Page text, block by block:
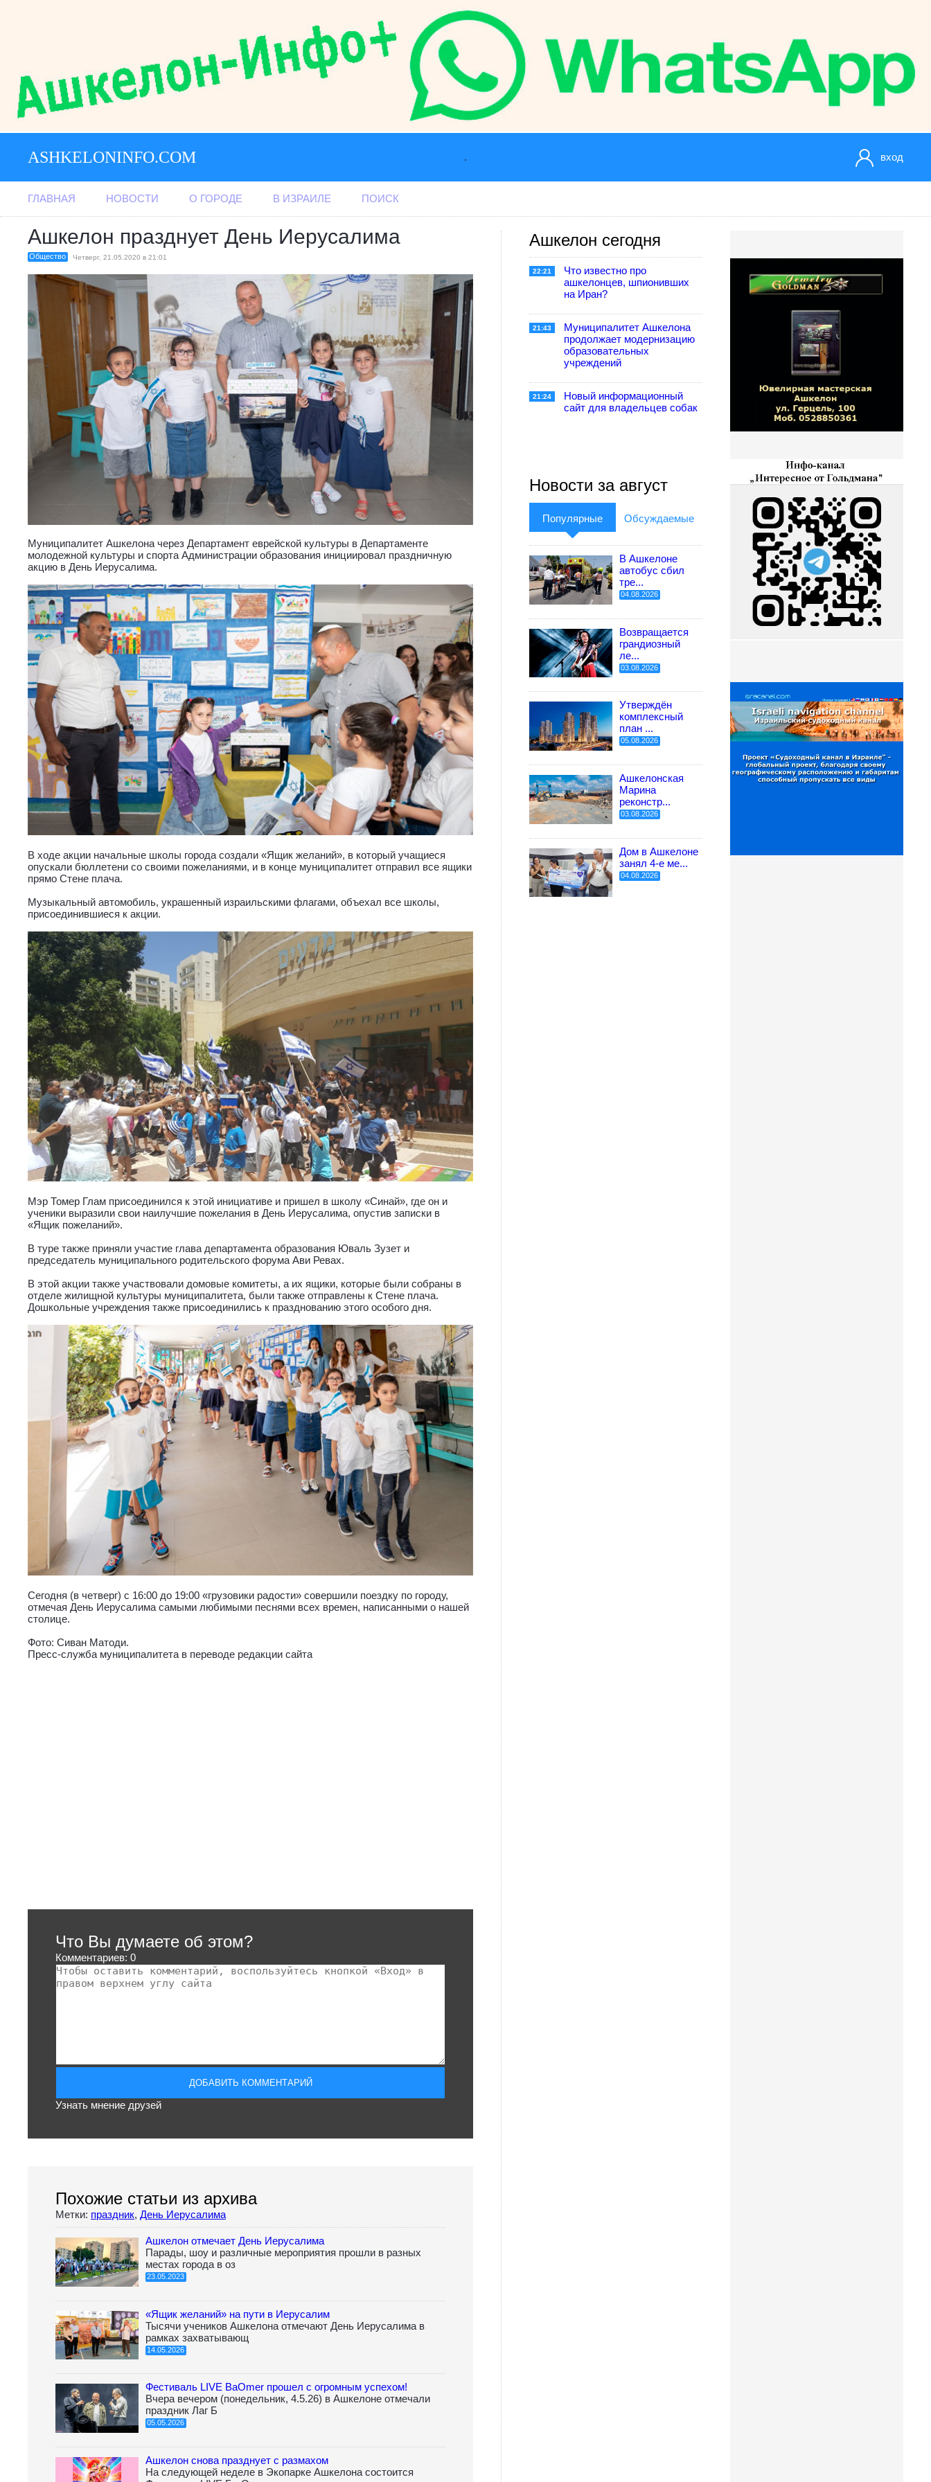
ASHKELONINFO.COM . вход
ГЛАВНАЯ НОВОСТИ О ГОРОДЕ В ИЗРАИЛЕ ПОИСК
Ашкелон празднует День Иерусалима
Общество Четверг, 21.05.2020 в 21:01
Муниципалитет Ашкелона через Департамент еврейской культуры в Департаменте
молодежной культуры и спорта Администрации образования инициировал праздничную
акцию в День Иерусалима.
В ходе акции начальные школы города создали «Ящик желаний», в который учащиеся
опускали бюллетени со своими пожеланиями, и в конце муниципалитет отправил все ящики
прямо Стене плача.
Музыкальный автомобиль, украшенный израильскими флагами, объехал все школы,
присоединившиеся к акции.
Мэр Томер Глам присоединился к этой инициативе и пришел в школу «Синай», где он и
ученики выразили свои наилучшие пожелания в День Иерусалима, опустив записки в
«Ящик пожеланий».
В туре также приняли участие глава департамента образования Юваль Зузет и
председатель муниципального родительского форума Ави Ревах.
В этой акции также участвовали домовые комитеты, а их ящики, которые были собраны в
отделе жилищной культуры муниципалитета, были также отправлены к Стене плача.
Дошкольные учреждения также присоединились к празднованию этого особого дня.
Сегодня (в четверг) с 16:00 до 19:00 «грузовики радости» совершили поездку по городу,
отмечая День Иерусалима самыми любимыми песнями всех времен, написанными о нашей
столице.
Фото: Сиван Матоди.
Пресс-служба муниципалитета в переводе редакции сайта
Что Вы думаете об этом?
Комментариев: 0
Узнать мнение друзей
Похожие статьи из архива
Метки: праздник, День Иерусалима
Ашкелон отмечает День Иерусалима
Парады, шоу и различные мероприятия прошли в разных
местах города в оз
23.05.2023
«Ящик желаний» на пути в Иерусалим
Тысячи учеников Ашкелона отмечают День Иерусалима в
рамках захватывающ
14.05.2026
Фестиваль LIVE BaOmer прошел с огромным успехом!
Вчера вечером (понедельник, 4.5.26) в Ашкелоне отмечали
праздник Лаг Б
05.05.2026
Ашкелон снова празднует с размахом
На следующей неделе в Экопарке Ашкелона состоится
Ашкелон сегодня
22:21
Что известно про
ашкелонцев, шпионивших
на Иран?
21:43
Муниципалитет Ашкелона
продолжает модернизацию
образовательных
учреждений
21:24
Новый информационный
сайт для владельцев собак
Новости за август
Популярные Обсуждаемые
В Ашкелоне
автобус сбил
тре...
04.08.2026
Возвращается
грандиозный
ле...
03.08.2026
Утверждён
комплексный
план ...
05.08.2026
Ашкелонская
Марина
реконстр...
03.08.2026
Дом в Ашкелоне
занял 4-е ме...
04.08.2026